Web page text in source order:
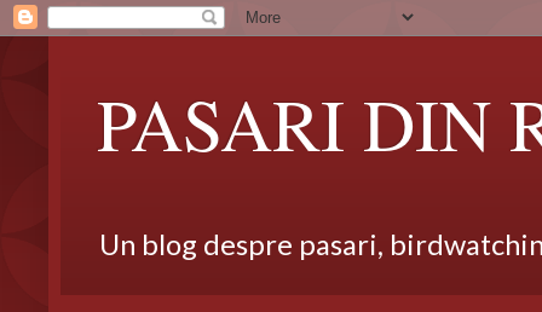
PASARI DIN
Un blog despre pasari,